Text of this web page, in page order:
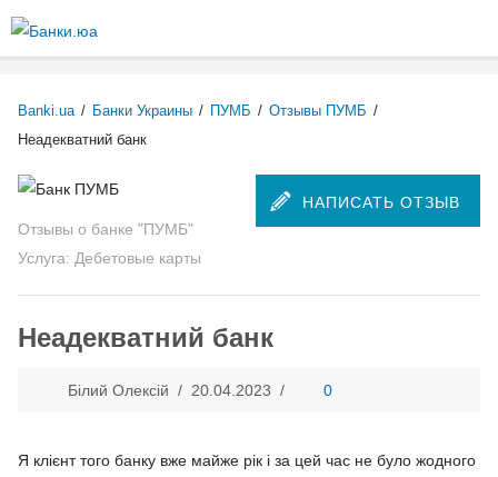
содержанию
Banki.ua / Банки Украины / ПУМБ / Отзывы ПУМБ /
Неадекватний банк
НАПИСАТЬ ОТЗЫВ
Отзывы о банке "ПУМБ"
Услуга: Дебетовые карты
Неадекватний банк
Білий Олексій / 20.04.2023 / 0
Я клієнт того банку вже майже рік і за цей час не було жодного
Comment HTML
Plain text
You may quote other posts using [quote] tags.